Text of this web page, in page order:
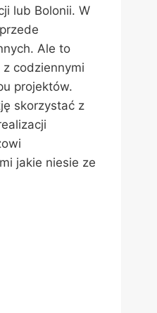
lub Bolonii. W
Ale to
codziennymi
projektów.
skorzystać z
jakie niesie ze